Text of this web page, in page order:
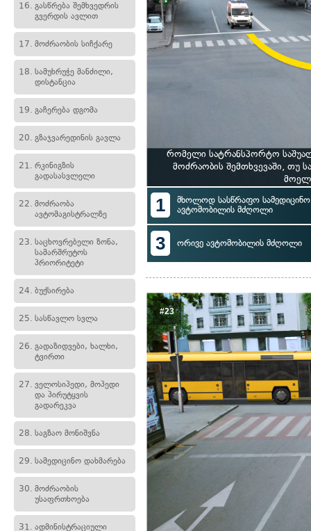
16. გასწრება შემხვედრის
გვერდის ავლით
17. მოძრაობის სიჩქარე
18. სამუხრუჭე მანძილი,
დისტანცია
19. გაჩერება დგომა
20. გზაჯვარედინის გავლა
21. რკინიგზის
გადასასვლელი
22. მოძრაობა
ავტომაგისტრალზე
23. საცხოვრებელი ზონა,
სამარშრუტოს
პრიორიტეტი
24. ბუქსირება
25. სასწავლო სვლა
26. გადაზიდვები, ხალხი,
ტვირთი
27. ველოსიპედი, მოპედი
და პირუტყვის
გადარეკვა
28. საგზაო მონიშვნა
29. სამედიცინო დახმარება
30. მოძრაობის
უსაფრთხოება
31. ადმინისტრაციული
რომელი სატრანსპორტო
მოძრაობის შემთხვევაში, თუ
1
მხოლოდ სასწრაფო სამედიცინო
ავტომობილის მძღოლი
3 ორივე ავტომობილის მძღოლი
#23